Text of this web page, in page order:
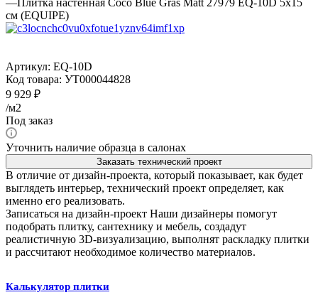
см (EQUIPE)
Артикул: EQ-10D
Код товара: УТ000044828
9 929 ₽
/м2
Под заказ
Уточнить наличие образца в салонах
Заказать технический проект
В отличие от дизайн-проекта, который показывает, как будет
выглядеть интерьер, технический проект определяет, как
именно его реализовать.
Записаться на дизайн-проект Наши дизайнеры помогут
подобрать плитку, сантехнику и мебель, создадут
реалистичную 3D-визуализацию, выполнят раскладку плитки
и рассчитают необходимое количество материалов.
Калькулятор плитки